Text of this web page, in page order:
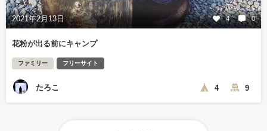
2021年2月13日 4 0
花粉が出る前にキャンプ
ファミリー フリーサイト
たろこ 4 9